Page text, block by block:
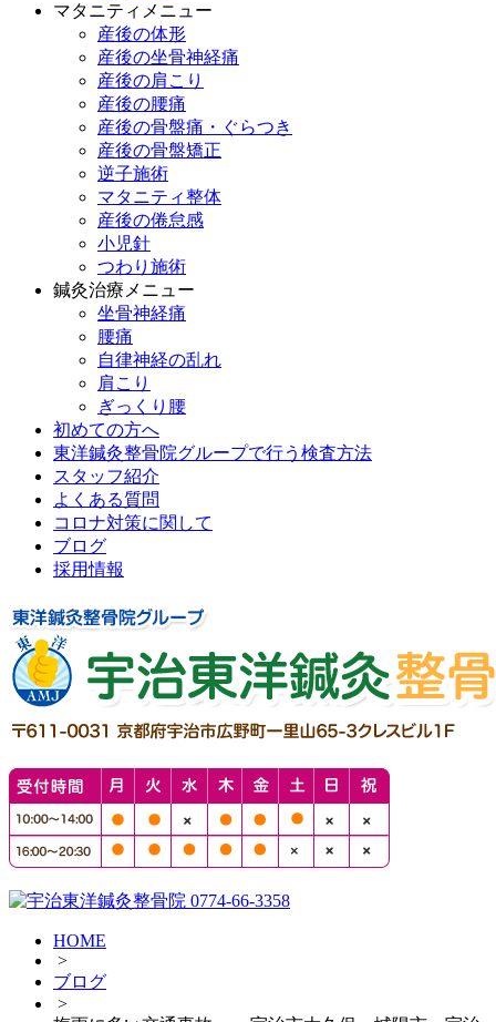
マタニティメニュー
産後の体形
産後の坐骨神経痛
産後の肩こり
産後の腰痛
産後の骨盤痛・ぐらつき
産後の骨盤矯正
逆子施術
マタニティ整体
産後の倦怠感
小児針
つわり施術
鍼灸治療メニュー
坐骨神経痛
腰痛
自律神経の乱れ
肩こり
ぎっくり腰
初めての方へ
東洋鍼灸整骨院グループで行う検査方法
スタッフ紹介
よくある質問
コロナ対策に関して
ブログ
採用情報
HOME
>
ブログ
>